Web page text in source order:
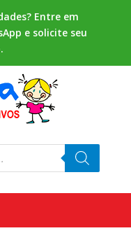
Entre em
e solicite seu